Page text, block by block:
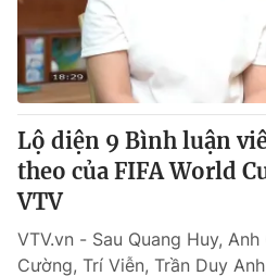
Lộ diện 9 Bình luận
theo của FIFA World
VTV
VTV.vn - Sau Quang Huy,
Cường, Trí Viễn, Trần Duy